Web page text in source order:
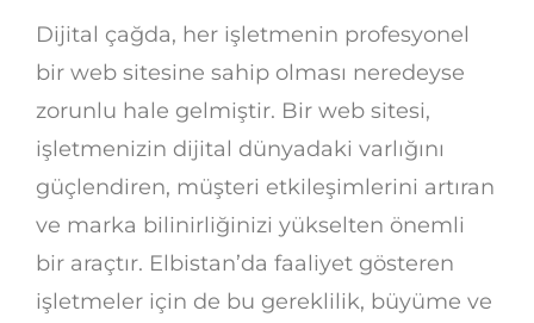
Dijital çağda, her işletmenin profesyonel
bir web sitesine sahip olması neredeyse
zorunlu hale gelmiştir. Bir web sitesi,
işletmenizin dijital dünyadaki varlığını
güçlendiren, müşteri etkileşimlerini artıran
ve marka bilinirliğinizi yükselten önemli
bir araçtır. Elbistan’da faaliyet gösteren
işletmeler için de bu gereklilik, büyüme ve